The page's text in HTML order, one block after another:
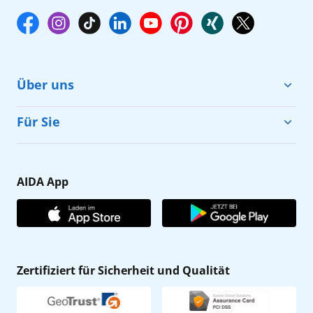
Über uns
Cruise & Help
Karriere
Affiliateprogramm
Verhaltens- & Ethikkodex
Newsletter
Für Sie
Gästefragebogen
AIDA Club
AIDA App
Zertifiziert für Sicherheit und Qualität